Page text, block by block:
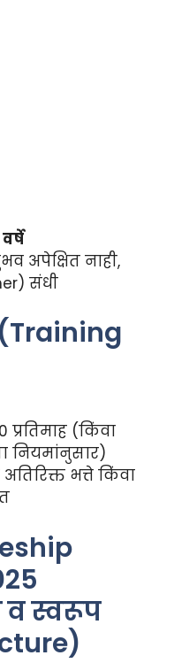
अपेक्षित नाही,
संधी
(Training
प्रतिमाह (किंवा
नियमांनुसार)
भत्ते किंवा
व स्वरूप